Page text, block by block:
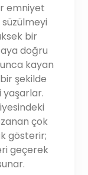
emniyet
bir
doğru
kayan
şekilde
yaşarlar.
çok
gösterir;
geçerek